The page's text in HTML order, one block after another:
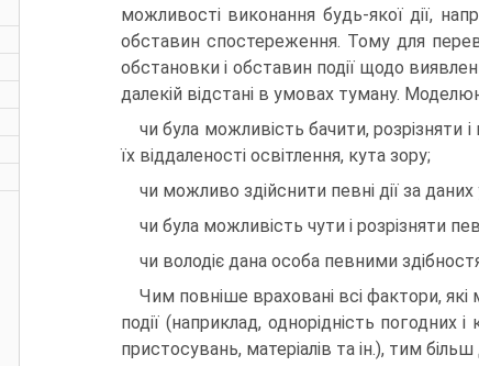
можливості виконання будь-якої дії,
обставин спостереження. Тому для
обстановки і обставин події щодо
далекій відстані в умовах туману.
чи була можливість бачити, розрізняти
їх віддаленості освітлення, кута зору;
чи можливо здійснити певні дії за
чи була можливість чути і розрізняти
чи володіє дана особа певними
Чим повніше враховані всі фактори,
події (наприклад, однорідність погодних
пристосувань, матеріалів та ін.), тим